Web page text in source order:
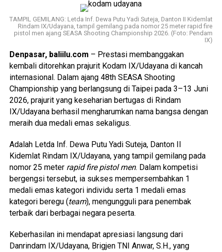
TAMPIL GEMILANG: Letda Inf. Dewa Putu Yadi Suteja, Danton II Kidemlat
Rindam IX/Udayana, tampil gemilang pada nomor 25 meter rapid fire
pistol men ajang SEASA Shooting Championship 2026. (Foto: Pendam
IX)
Denpasar, baliilu.com – Prestasi membanggakan
kembali ditorehkan prajurit Kodam IX/Udayana di kancah
internasional. Dalam ajang 48th SEASA Shooting
Championship yang berlangsung di Taipei pada 3–13 Juni
2026, prajurit yang keseharian bertugas di Rindam
IX/Udayana berhasil mengharumkan nama bangsa dengan
meraih dua medali emas sekaligus.
Adalah Letda Inf. Dewa Putu Yadi Suteja, Danton II
Kidemlat Rindam IX/Udayana, yang tampil gemilang pada
nomor 25 meter rapid fire pistol men. Dalam kompetisi
bergengsi tersebut, ia sukses mempersembahkan 1
medali emas kategori individu serta 1 medali emas
kategori beregu (team), mengungguli para penembak
terbaik dari berbagai negara peserta.
Keberhasilan ini mendapat apresiasi langsung dari
Danrindam IX/Udayana, Brigjen TNI Anwar, S.H., yang